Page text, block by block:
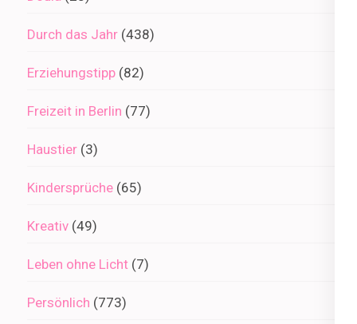
Durch das Jahr (438)
Erziehungstipp (82)
Freizeit in Berlin (77)
Haustier (3)
Kindersprüche (65)
Kreativ (49)
Leben ohne Licht (7)
Persönlich (773)